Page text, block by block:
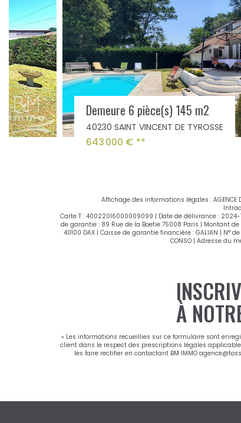
Demeure 6 pièce(s) 145 m2
40230 SAINT VINCENT DE TYROSSE
**
Affichage des informations légales : AGENCE
Carte T : 40022016000009099 | Date de délivrance :
de garantie : 89 Rue de la Boetie 75008 Paris | Montant
40100 DAX | Caisse de garantie financière : GALIAN |
CONSO | Adresse du
À
« Les informations recueillies sur ce formulaire sont
client dans le respect des prescriptions légales
les faire rectifier en contactant BM IMMO